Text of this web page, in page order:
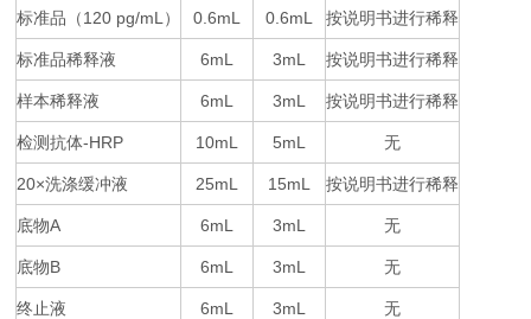
标准品（120 pg/mL ） 0.6mL 0.6mL 按说明书进行稀释
标准品稀释液 6mL 3mL 按说明书进行稀释
样本稀释液 6mL 3mL 按说明书进行稀释
检测抗体-HRP 10mL 5mL 无
20×洗涤缓冲液 25mL 15mL 按说明书进行稀释
底物A 6mL 3mL 无
底物B 6mL 3mL 无
终止液 6mL 3mL 无